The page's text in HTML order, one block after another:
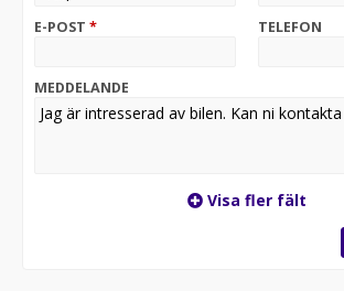
E-POST * TELEFON
MEDDELANDE
Visa fler fält